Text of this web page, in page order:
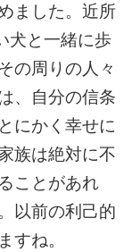
ました。近所
犬と一緒に歩
の周りの人々
、自分の信条
にかく幸せに
族は絶対に不
ことがあれ
以前の利己的
すね。